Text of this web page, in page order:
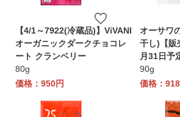
【4/1～7922(冷蔵品)】ViVANI
オーガニックダークチョコレ
ート クランベリー
80g
価格：950円
オーサワ
干し)【販
月31日予
90g
価格：